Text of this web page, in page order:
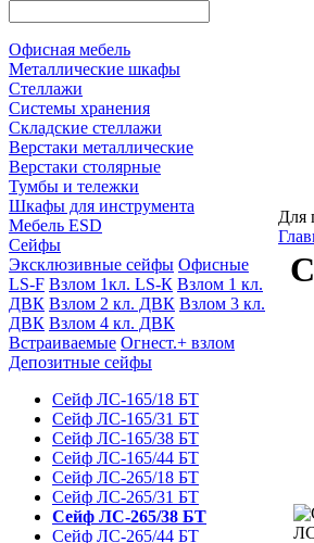
Офисная мебель
Металлические шкафы
Стеллажи
Системы хранения
Складские стеллажи
Верстаки металлические
Верстаки столярные
Тумбы и тележки
Шкафы для инструмента
Мебель ESD
Сейфы
Эксклюзивные сейфы Офисные
LS-F Взлом 1кл. LS-К Взлом 1 кл.
ДВК Взлом 2 кл. ДВК Взлом 3 кл.
ДВК Взлом 4 кл. ДВК
Встраиваемые Огнест.+ взлом
Депозитные cейфы
Сейф ЛС-165/18 БТ
Сейф ЛС-165/31 БТ
Сейф ЛС-165/38 БТ
Сейф ЛС-165/44 БТ
Сейф ЛС-265/18 БТ
Сейф ЛС-265/31 БТ
Сейф ЛС-265/38 БТ
Сейф ЛС-265/44 БТ
Для